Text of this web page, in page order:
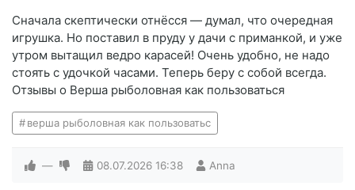
Сначала скептически отнёсся — думал, что очередная
игрушка. Но поставил в пруду у дачи с приманкой, и уже
утром вытащил ведро карасей! Очень удобно, не надо
стоять с удочкой часами. Теперь беру с собой всегда.
Отзывы о Верша рыболовная как пользоваться
верша рыболовная как пользоватьс
— 08.07.2026 16:38 Anna